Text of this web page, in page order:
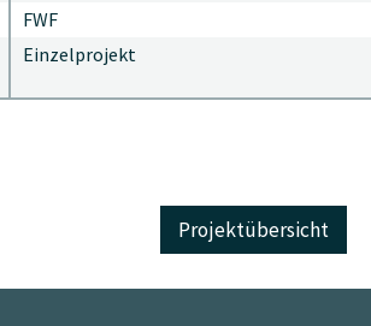
FWF
Einzelprojekt
Projektübersicht